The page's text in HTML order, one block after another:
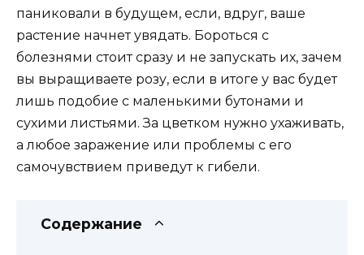
паниковали в будущем, если, вдруг, ваше
растение начнет увядать. Бороться с
болезнями стоит сразу и не запускать их, зачем
вы выращиваете розу, если в итоге у вас будет
лишь подобие с маленькими бутонами и
сухими листьями. За цветком нужно ухаживать,
а любое заражение или проблемы с его
самочувствием приведут к гибели.
Содержание